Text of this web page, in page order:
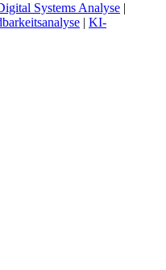
Systems Analyse |
| KI-